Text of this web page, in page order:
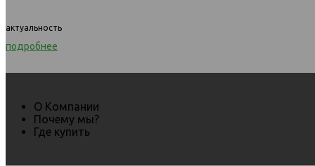
актуальность
подробнее
О Компании
Почему мы?
Где купить